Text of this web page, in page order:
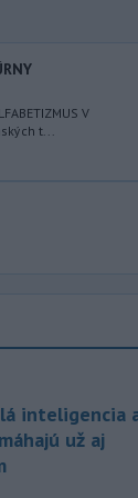
V
t...
inteligencia
už aj